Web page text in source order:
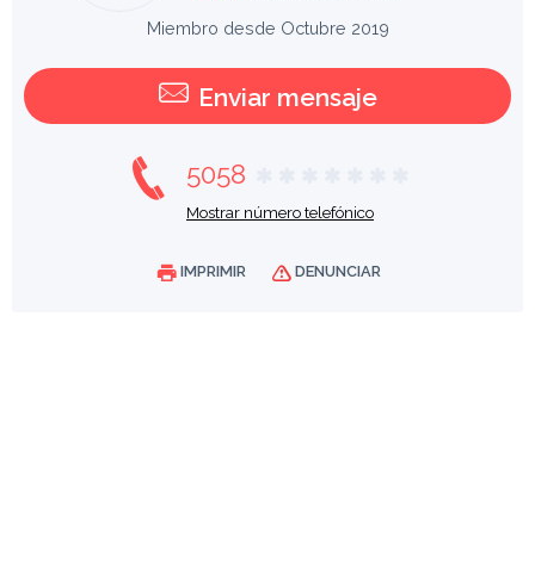
Miembro desde Octubre 2019
Enviar mensaje
5058
Mostrar número telefónico
IMPRIMIR DENUNCIAR